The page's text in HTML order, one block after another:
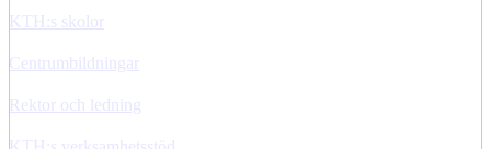
KTH:s skolor
Centrumbildningar
Rektor och ledning